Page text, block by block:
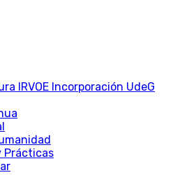
IRVOE Incorporación UdeG
Prácticas